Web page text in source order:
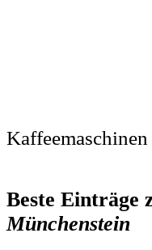
Beste Einträge
Münchenstein